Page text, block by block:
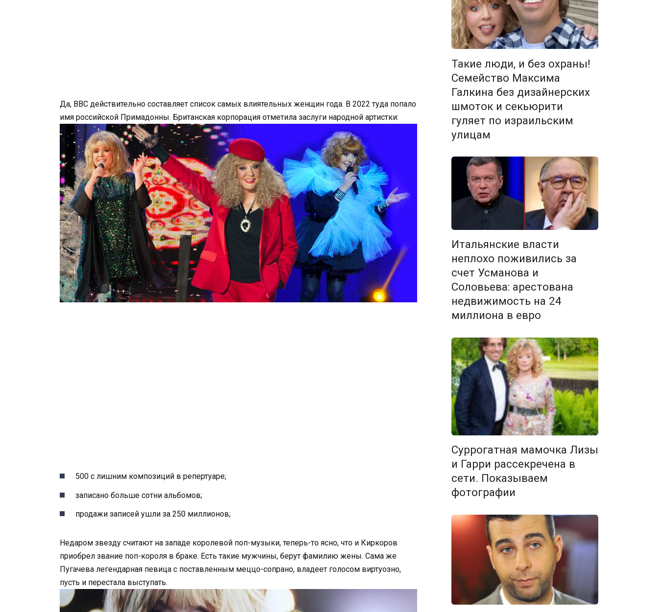
Да, BBC действительно составляет список самых влиятельных женщин года. В 2022 туда попало
имя российской Примадонны. Британская корпорация отметила заслуги народной артистки:
500 с лишним композиций в репертуаре;
записано больше сотни альбомов;
продажи записей ушли за 250 миллионов;
Недаром звезду считают на западе королевой поп-музыки, теперь-то ясно, что и Киркоров
приобрел звание поп-короля в браке. Есть такие мужчины, берут фамилию жены. Сама же
Пугачева легендарная певица с поставленным меццо-сопрано, владеет голосом виртуозно,
пусть и перестала выступать.
Такие люди, и без охраны!
Семейство Максима
Галкина без дизайнерских
шмоток и секьюрити
гуляет по израильским
улицам
Итальянские власти
неплохо поживились за
счет Усманова и
Соловьева: арестована
недвижимость на 24
миллиона в евро
Суррогатная мамочка Лизы
и Гарри рассекречена в
сети. Показываем
фотографии